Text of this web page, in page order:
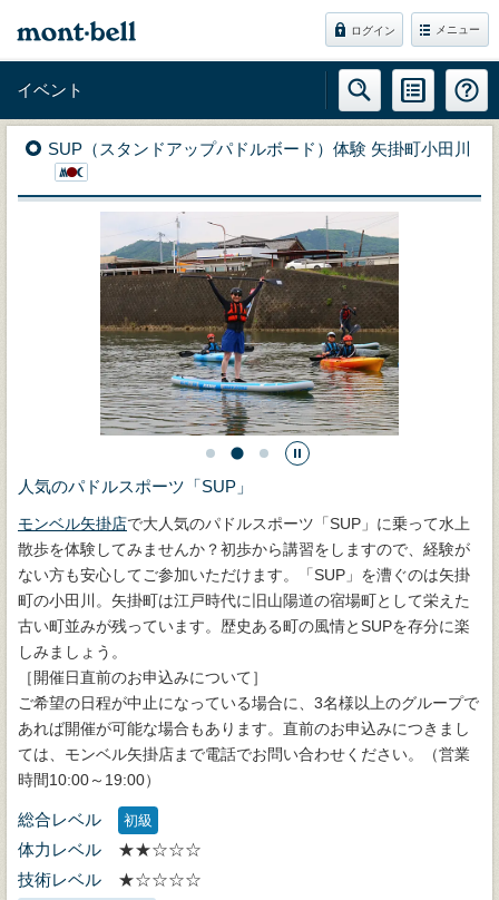
ログイン メニュー
イベント
SUP（スタンドアップパドルボード）体験 矢掛町小田川
人気のパドルスポーツ「SUP」
モンベル矢掛店で大人気のパドルスポーツ「SUP」に乗って水上
散歩を体験してみませんか？初歩から講習をしますので、経験が
ない方も安心してご参加いただけます。「SUP」を漕ぐのは矢掛
町の小田川。矢掛町は江戸時代に旧山陽道の宿場町として栄えた
古い町並みが残っています。歴史ある町の風情とSUPを存分に楽
しみましょう。
［開催日直前のお申込みについて］
ご希望の日程が中止になっている場合に、3名様以上のグループで
あれば開催が可能な場合もあります。直前のお申込みにつきまし
ては、モンベル矢掛店まで電話でお問い合わせください。（営業
時間10:00～19:00）
総合レベル 初級
体力レベル
★★☆☆☆
技術レベル
★☆☆☆☆